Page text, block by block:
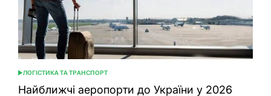
ОПУБЛІКУВАТИ
У
ЛОГІСТИКА ТА ТРАНСПОРТ
Найближчі аеропорти до України у 2026